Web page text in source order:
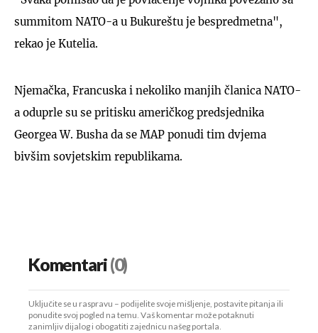
summitom NATO-a u Bukureštu je bespredmetna",
rekao je Kutelia.
Njemačka, Francuska i nekoliko manjih članica NATO-
a oduprle su se pritisku američkog predsjednika
Georgea W. Busha da se MAP ponudi tim dvjema
bivšim sovjetskim republikama.
Komentari(0)
Uključite se u raspravu – podijelite svoje mišljenje, postavite pitanja ili
ponudite svoj pogled na temu. Vaš komentar može potaknuti
zanimljiv dijalog i obogatiti zajednicu našeg portala.